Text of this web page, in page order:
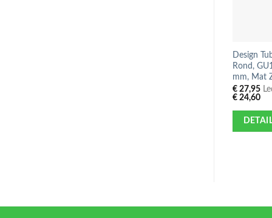
Design
Rond,
mm, Mat
€27,95
€24,60